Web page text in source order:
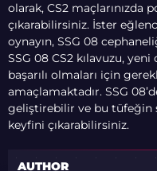
olarak, CS2 maçlarınızda
çıkarabilirsiniz. İster
oynayın, SSG 08
SSG 08 CS2 kılavuzu,
başarılı olmaları için
amaçlamaktadır. SSG
geliştirebilir ve bu tüfeğin
keyfini çıkarabilirsiniz.
AUTHOR